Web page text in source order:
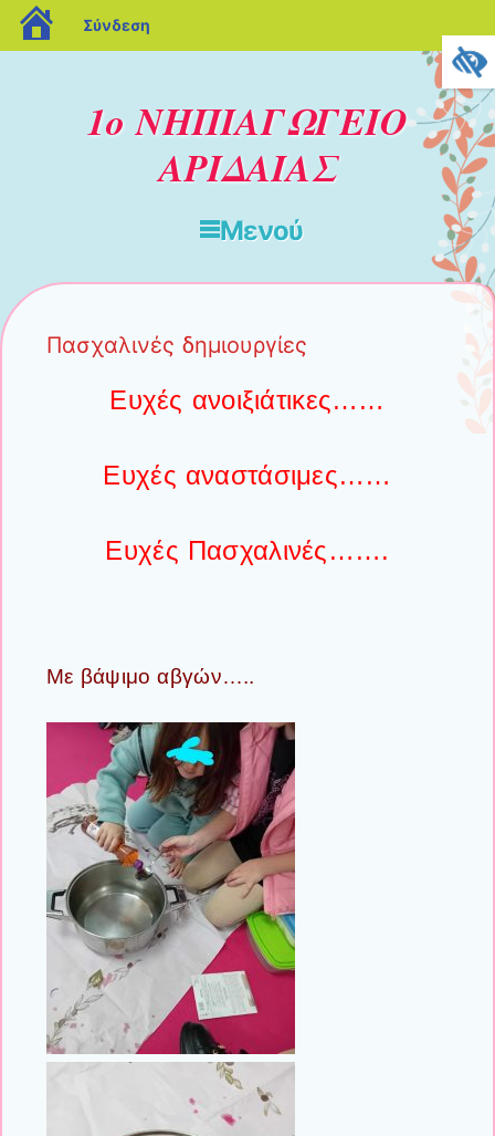
1ο ΝΗΠΙΑΓΩΓΕΙΟ
ΑΡΙΔΑΙΑΣ
Μενού
Πασχαλινές δημιουργίες
Ευχές ανοιξιάτικες……
Ευχές αναστάσιμες……
Ευχές Πασχαλινές…….
Με βάψιμο αβγών…..
blogs.sch.gr
Σύνδεση